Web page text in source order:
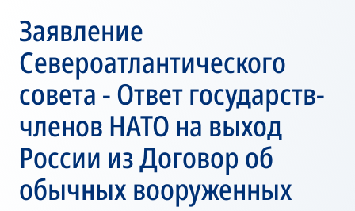
Заявление
Североатлантического
совета - Ответ государств-
членов НАТО на выход
России из Договор об
обычных вооруженных